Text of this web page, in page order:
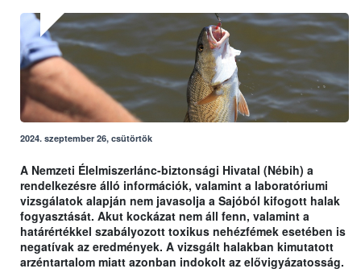
2024. szeptember 26, csütörtök
A Nemzeti Élelmiszerlánc-biztonsági Hivatal (Nébih) a
rendelkezésre álló információk, valamint a laboratóriumi
vizsgálatok alapján nem javasolja a Sajóból kifogott halak
fogyasztását. Akut kockázat nem áll fenn, valamint a
határértékkel szabályozott toxikus nehézfémek esetében is
negatívak az eredmények. A vizsgált halakban kimutatott
arzéntartalom miatt azonban indokolt az elővigyázatosság.